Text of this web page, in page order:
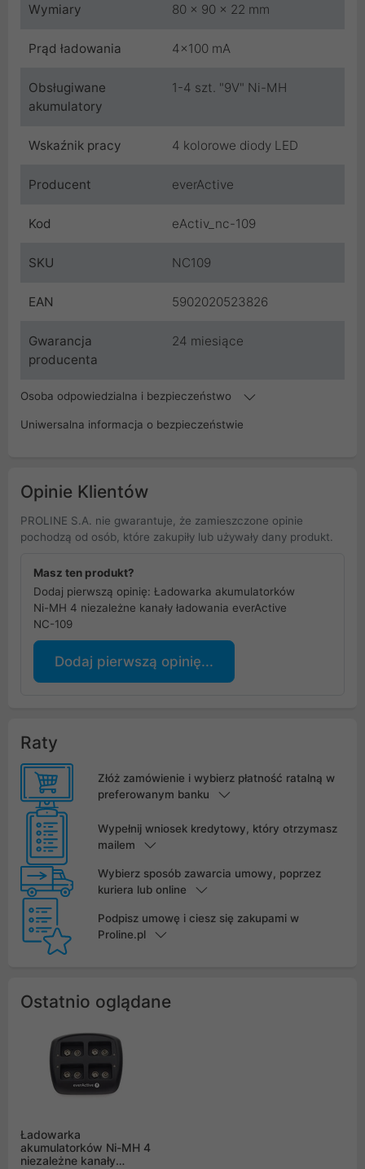
Wymiary 80 x 90 x 22 mm
Prąd ładowania 4x100 mA
Obsługiwane
akumulatory
1-4 szt. "9V" Ni-MH
Wskaźnik pracy 4 kolorowe diody LED
Producent everActive
Kod eActiv_nc-109
SKU NC109
EAN 5902020523826
Gwarancja
producenta
24 miesiące
Osoba odpowiedzialna i bezpieczeństwo
Uniwersalna informacja o bezpieczeństwie
Opinie Klientów
PROLINE S.A. nie gwarantuje, że zamieszczone opinie
pochodzą od osób, które zakupiły lub używały dany produkt.
Masz ten produkt?
Dodaj pierwszą opinię: Ładowarka akumulatorków
Ni-MH 4 niezależne kanały ładowania everActive
NC-109
Dodaj pierwszą opinię...
Raty
Złóż zamówienie i wybierz płatność ratalną w
preferowanym banku
Wypełnij wniosek kredytowy, który otrzymasz
mailem
Wybierz sposób zawarcia umowy, poprzez
kuriera lub online
Podpisz umowę i ciesz się zakupami w
Proline.pl
Ostatnio oglądane
Ładowarka
akumulatorków Ni-MH 4
niezależne kanały